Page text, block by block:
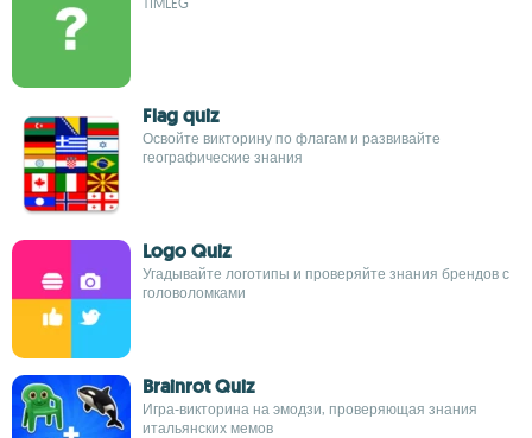
Flag quiz
Освойте викторину по флагам и развивайте
географические знания
Logo Quiz
Угадывайте логотипы и проверяйте знания брендов с
головоломками
Brainrot Quiz
Игра-викторина на эмодзи, проверяющая знания
итальянских мемов